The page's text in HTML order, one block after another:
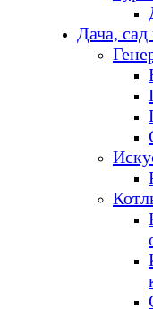
Дача, сад